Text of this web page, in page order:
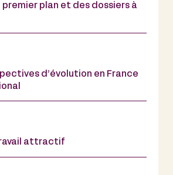
premier plan et des dossiers à
d’évolution en France
attractif